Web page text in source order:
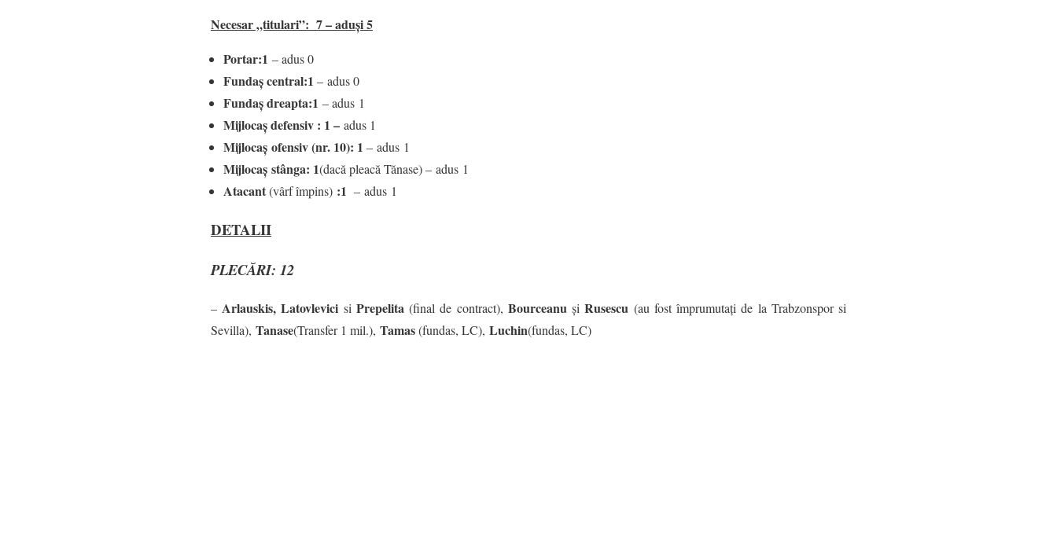
Necesar „titulari”: 7 – aduși 5
Portar:1 – adus 0
Fundaș central:1 – adus 0
Fundaș dreapta:1 – adus 1
Mijlocaș defensiv : 1 – adus 1
Mijlocaș ofensiv (nr. 10): 1 – adus 1
Mijlocaș stânga: 1(dacă pleacă Tănase) – adus 1
Atacant(vârf împins) :1 – adus 1
DETALII
PLECĂRI: 12
– Arlauskis, Latovlevici si Prepelita (final de contract), Bourceanuși Rusescu (au fost împrumutați de la Trabzonspor si
Sevilla), Tanase(Transfer 1 mil.), Tamas(fundas, LC), Luchin(fundas, LC)